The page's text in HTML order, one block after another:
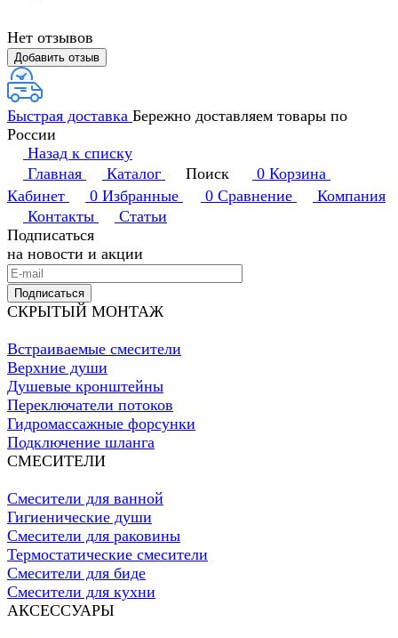
Нет отзывов
Добавить отзыв
Быстрая доставка Бережно доставляем товары по
России
Назад к списку
Главная
Каталог Поиск 0 Корзина
Кабинет
0 Избранные 0 Сравнение
Компания
Контакты
Статьи
Подписаться
на новости и акции
Подписаться
СКРЫТЫЙ МОНТАЖ
Встраиваемые смесители
Верхние души
Душевые кронштейны
Переключатели потоков
Гидромассажные форсунки
Подключение шланга
СМЕСИТЕЛИ
Смесители для ванной
Гигиенические души
Смесители для раковины
Термостатические смесители
Смесители для биде
Смесители для кухни
АКСЕССУАРЫ